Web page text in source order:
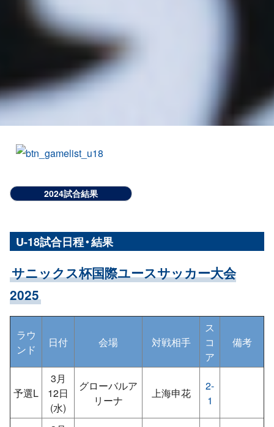
2024試合結果
U-18試合日程・結果
サニックス杯国際ユースサッカー大会
2025
ラウ
ンド
日付 会場 対戦相手
ス
コ
ア
備考
予選L
3月
12日
(水)
グローバルア
リーナ
上海申花
2-
1